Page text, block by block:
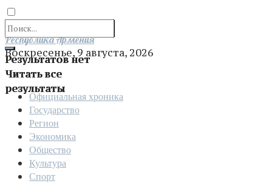
Результатов нет
Читать все
результаты
Отправить
Республика Армения
Воскресенье, 9 августа, 2026
Официальная хроника
Государство
Регион
Экономика
Общество
Культура
Спорт